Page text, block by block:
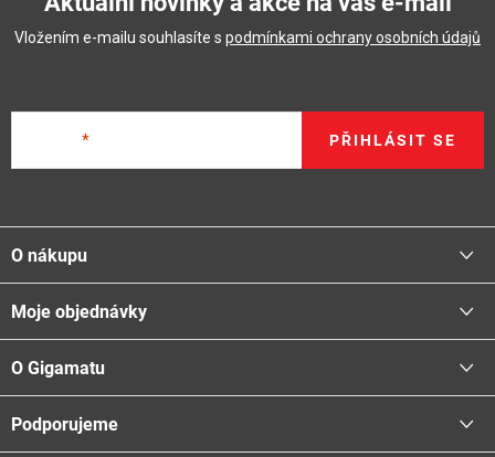
Vložením e-mailu souhlasíte s podmínkami ochrany osobních údajů
PŘIHLÁSIT SE
á
p
a
O nákupu
Proč nakupovat u nás
Platba - možnosti
Centrála a odběrná místa
Moje objednávky
Přihlásit
O Gigamatu
📞Kontakty
Podporujeme